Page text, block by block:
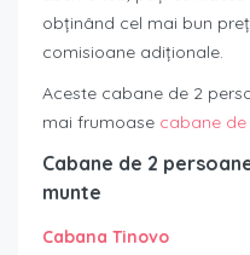
obținând cel mai bun
comisioane adiționale.
Aceste cabane de 2
mai frumoase cabane
Cabane de 2
munte
Cabana Tinovo